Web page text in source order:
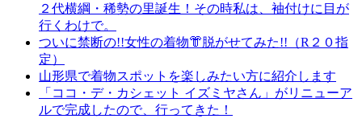
２代横綱・稀勢の里誕生！その時私は、袖付けに目が
行くわけで。
ついに禁断の!!女性の着物👘脱がせてみた!!（R２０指
定）
山形県で着物スポットを楽しみたい方に紹介します
「ココ・デ・カシェット イズミヤさん」がリニューア
ルで完成したので、行ってきた！